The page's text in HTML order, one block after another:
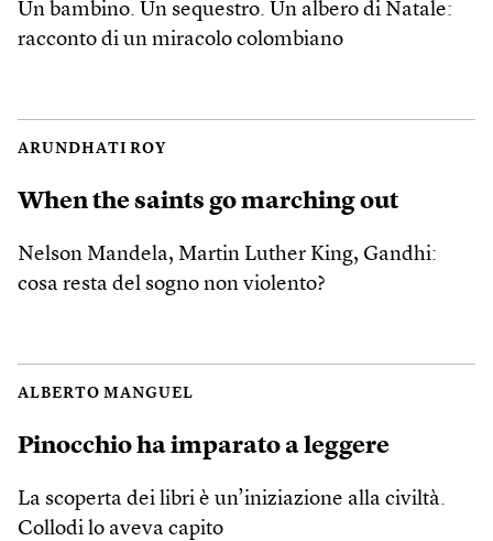
Un bambino. Un sequestro. Un albero di Natale:
racconto di un miracolo colombiano
ARUNDHATI ROY
When the saints go marching out
Nelson Mandela, Martin Luther King, Gandhi:
cosa resta del sogno non violento?
ALBERTO MANGUEL
Pinocchio ha imparato a leggere
La scoperta dei libri è un’iniziazione alla civiltà.
Collodi lo aveva capito